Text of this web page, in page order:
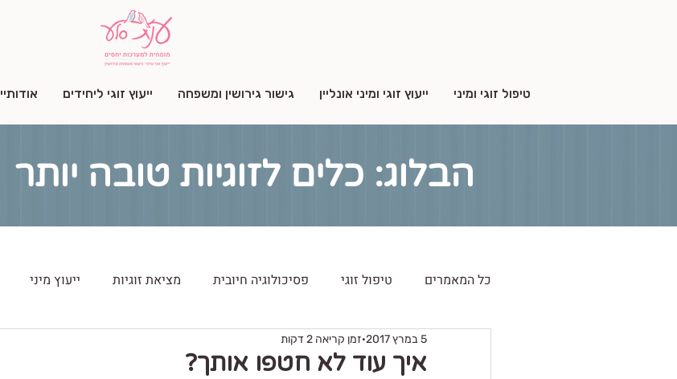
טיפול זוגי ומיני ייעוץ זוגי ומיני אונליין גישור גירושין ומשפחה ייעוץ זוגי ליחידים אודותיי
הבלוג: כלים לזוגיות טובה יותר
כל המאמרים טיפול זוגי פסיכולוגיה חיובית מציאת זוגיות ייעוץ מיני
איך עוד לא חטפו אותך?
5 במרץ 2017 זמן קריאה 2 דקות